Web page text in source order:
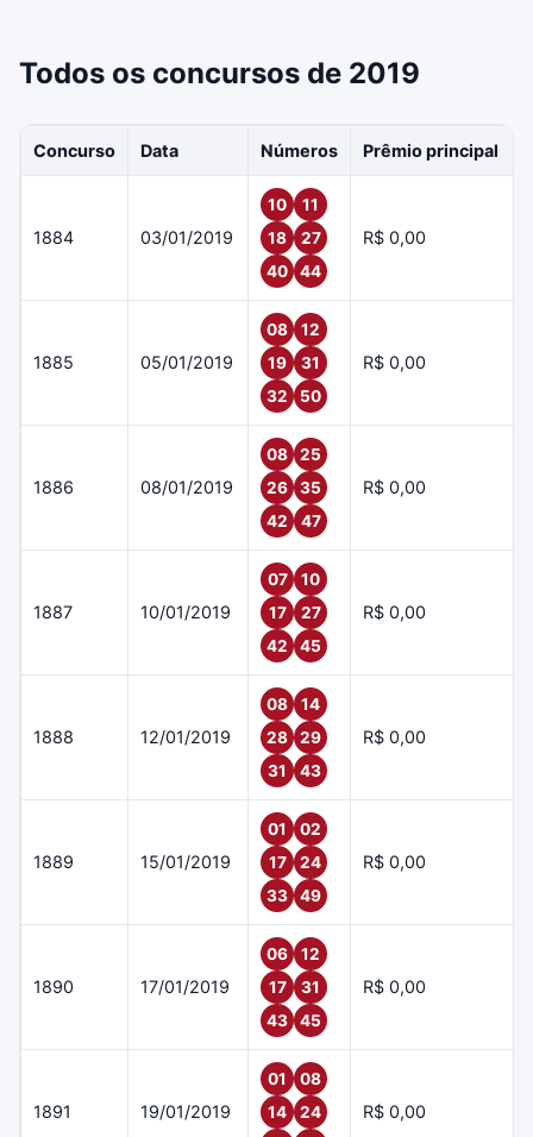
Todos os concursos de 2019
Concurso Data Números Prêmio principal
1884 03/01/2019
10
11
18
27
40
44
R$ 0,00
1885 05/01/2019
08
12
19
31
32
50
R$ 0,00
1886 08/01/2019
08
25
26
35
42
47
R$ 0,00
1887 10/01/2019
07
10
17
27
42
45
R$ 0,00
1888 12/01/2019
08
14
28
29
31
43
R$ 0,00
1889 15/01/2019
01
02
17
24
33
49
R$ 0,00
1890 17/01/2019
06
12
17
31
43
45
R$ 0,00
1891 19/01/2019
01
08
14
24
R$ 0,00